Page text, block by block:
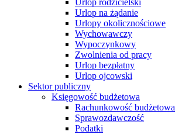
Urlop rodzicielski
Urlop na żądanie
Urlopy okolicznościowe
Wychowawczy
Wypoczynkowy
Zwolnienia od pracy
Urlop bezpłatny
Urlop ojcowski
Sektor publiczny
Księgowość budżetowa
Rachunkowość budżetowa
Sprawozdawczość
Podatki